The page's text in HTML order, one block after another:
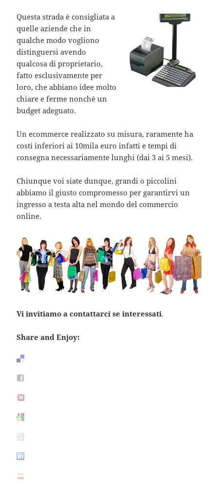
Questa strada è consigliata a
quelle aziende che in
qualche modo vogliono
distinguersi avendo
qualcosa di proprietario,
fatto esclusivamente per
loro, che abbiano idee molto
chiare e ferme nonchè un
budget adeguato.
Un ecommerce realizzato su misura, raramente ha
costi inferiori ai 10mila euro infatti e tempi di
consegna necessariamente lunghi (dai 3 ai 5 mesi).
Chiunque voi siate dunque, grandi o piccolini
abbiamo il giusto compromesso per garantirvi un
ingresso a testa alta nel mondo del commercio
online.
Vi invitiamo a contattarci se interessati.
Share and Enjoy: